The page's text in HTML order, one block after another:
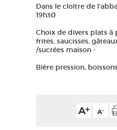
EDUCATIF GR 65
MA SÉLECTION
Dans le cloître de
19h30
Choix de divers plats
frites, saucisses,
/sucrées maison -
Bière pression,